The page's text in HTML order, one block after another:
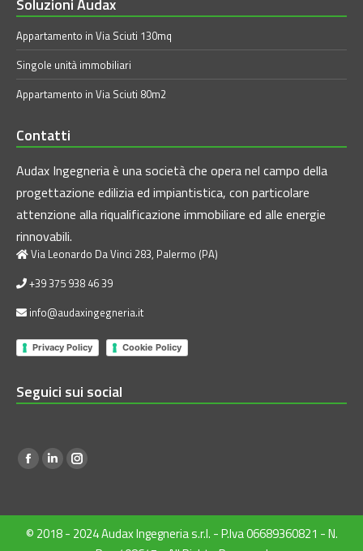
Soluzioni Audax
Appartamento in Via Sciuti 130mq
Singole unità immobiliari
Appartamento in Via Sciuti 80m2
Contatti
Audax Ingegneria è una società che opera nel campo della
progettazione edilizia ed impiantistica, con particolare
attenzione alla riqualificazione immobiliare ed alle energie
rinnovabili.
Via Leonardo Da Vinci 283, Palermo (PA)
+39 375 938 46 39
info@audaxingegneria.it
Privacy Policy Cookie Policy
Seguici sui social
Find us on:
Facebook
opens
in
Linkedin
opens
in
Instagram
opens
in
© 2018 - 2024 Audax Ingegneria s.r.l. - P.Iva 06689360821 - N.